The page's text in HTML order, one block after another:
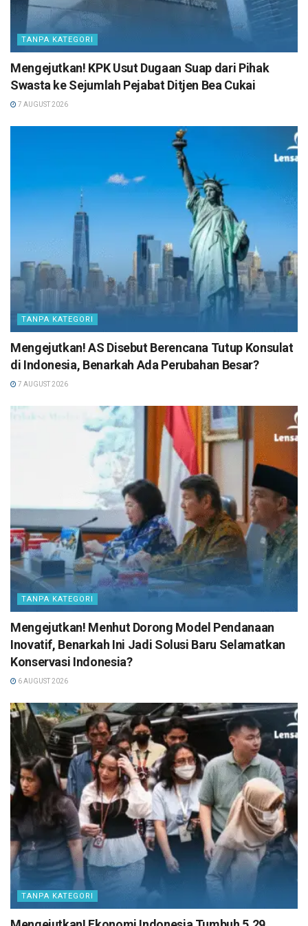
TANPA KATEGORI
Mengejutkan! KPK Usut Dugaan Suap dari Pihak
Swasta ke Sejumlah Pejabat Ditjen Bea Cukai
7 AUGUST 2026
TANPA KATEGORI
Mengejutkan! AS Disebut Berencana Tutup Konsulat
di Indonesia, Benarkah Ada Perubahan Besar?
7 AUGUST 2026
TANPA KATEGORI
Mengejutkan! Menhut Dorong Model Pendanaan
Inovatif, Benarkah Ini Jadi Solusi Baru Selamatkan
Konservasi Indonesia?
6 AUGUST 2026
TANPA KATEGORI